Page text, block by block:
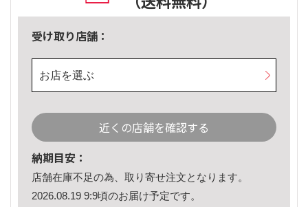
受け取り店舗：
お店を選ぶ
近くの店舗を確認する
納期目安：
店舗在庫不足の為、取り寄せ注文となります。
2026.08.19 9:9頃のお届け予定です。